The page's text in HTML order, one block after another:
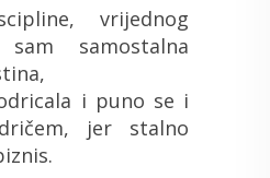
vrijednog
samostalna
i puno se i
jer stalno